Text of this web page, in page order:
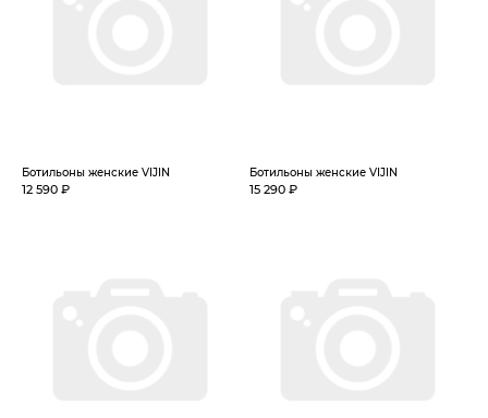
Ботильоны женские VIJIN
12 590 ₽
Ботильоны женские VIJIN
15 290 ₽